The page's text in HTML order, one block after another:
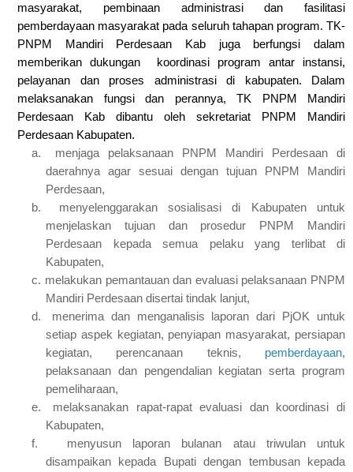
masyarakat, pembinaan administrasi dan fasilitasi
pemberdayaan masyarakat pada seluruh tahapan program. TK-
PNPM Mandiri Perdesaan Kab juga berfungsi dalam
memberikan dukungan koordinasi program antar instansi,
pelayanan dan proses administrasi di kabupaten. Dalam
melaksanakan fungsi dan perannya, TK PNPM Mandiri
Perdesaan Kab dibantu oleh sekretariat PNPM Mandiri
Perdesaan Kabupaten.
a.
menjaga pelaksanaan PNPM Mandiri Perdesaan di
daerahnya agar sesuai dengan tujuan PNPM Mandiri
Perdesaan,
b.
menyelenggarakan sosialisasi di Kabupaten untuk
menjelaskan tujuan dan prosedur PNPM Mandiri
Perdesaan kepada semua pelaku yang terlibat di
Kabupaten,
c. melakukan pemantauan dan evaluasi pelaksanaan PNPM
Mandiri Perdesaan disertai tindak lanjut,
d.
menerima dan menganalisis laporan dari PjOK untuk
setiap aspek kegiatan, penyiapan masyarakat, persiapan
kegiatan, perencanaan teknis, pemberdayaan,
pelaksanaan dan pengendalian kegiatan serta program
pemeliharaan,
e.
melaksanakan rapat-rapat evaluasi dan koordinasi di
Kabupaten,
f.
menyusun laporan bulanan atau triwulan untuk
disampaikan kepada Bupati dengan tembusan kepada